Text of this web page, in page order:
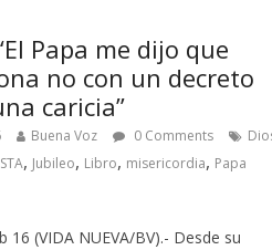
Papa me dijo que
no con un decreto
caricia”
Buena Voz 0 Comments
, Jubileo, Libro, misericordia, Papa
(VIDA NUEVA/BV).- Desde su